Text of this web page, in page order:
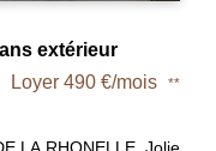
extérieur
Loyer 490 €/mois
**
LA RHONELLE, Jolie